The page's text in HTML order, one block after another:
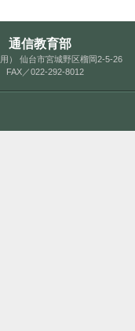
通信教育部
） 仙台市宮城野区榴岡2-5-26
／022-292-8012